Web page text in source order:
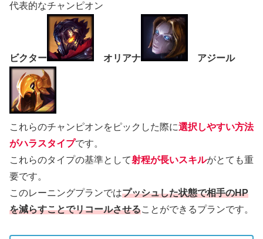
代表的なチャンピオン
ビクター オリアナ アジール
これらのチャンピオンをピックした際に選択しやすい方法
がハラスタイプです。
これらのタイプの基準として射程が長いスキルがとても重
要です。
このレーニングプランではプッシュした状態で相手のHP
を減らすことでリコールさせることができるプランです。